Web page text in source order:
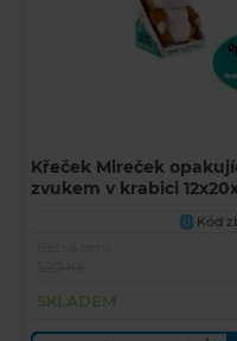
Křeček Mireček
zvukem v krabici
U Kód
SKLADEM